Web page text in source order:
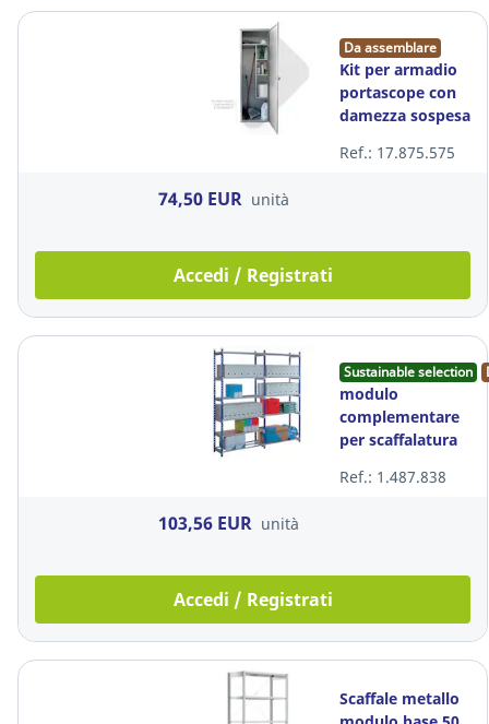
Da assemblare
Kit per armadio
portascope con
damezza sospesa
Ref.: 17.875.575
74,50 EUR unità
Accedi / Registrati
Sustainable selection
modulo
complementare
per scaffalatura
paperflow
Ref.: 1.487.838
103,56 EUR unità
Accedi / Registrati
Scaffale metallo